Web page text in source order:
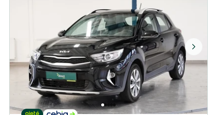
ojeté